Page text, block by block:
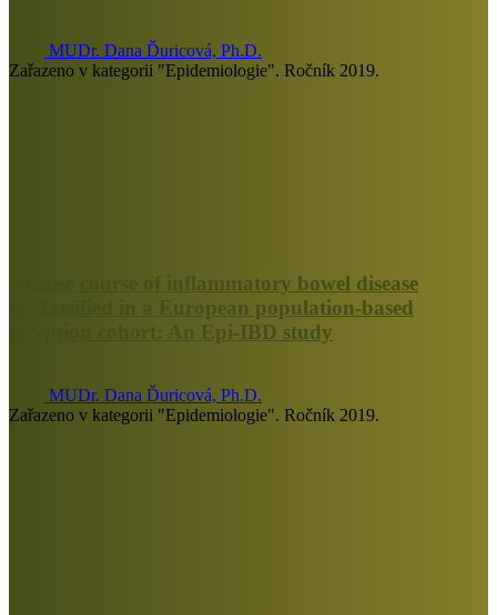
MUDr. Dana Ďuricová, Ph.D.
Zařazeno v kategorii "Epidemiologie". Ročník 2019.
Disease course of inflammatory bowel disease
unclassified in a European population-based
inception cohort: An Epi-IBD study
MUDr. Dana Ďuricová, Ph.D.
Zařazeno v kategorii "Epidemiologie". Ročník 2019.